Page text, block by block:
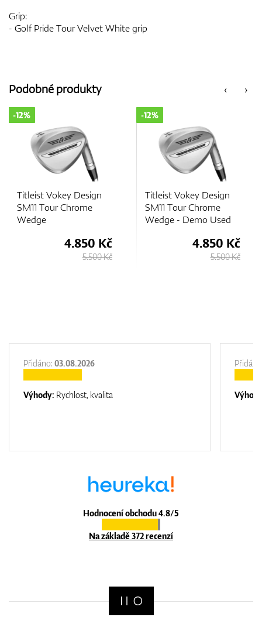
Grip:
- Golf Pride Tour Velvet White grip
‹
Podobné produkty ›
Titleist Vokey Design
SM11 Tour Chrome
Wedge
-12%
4.850 Kč
5.500 Kč
Titleist Vokey Design
SM11 Tour Chrome
Wedge - Demo Used
-12%
4.850 Kč
5.500 Kč
Hodnocení obchodu 4.8/5
Na základě 372 recenzí
Přidáno: 03.08.2026
Výhody: Rychlost, kvalita